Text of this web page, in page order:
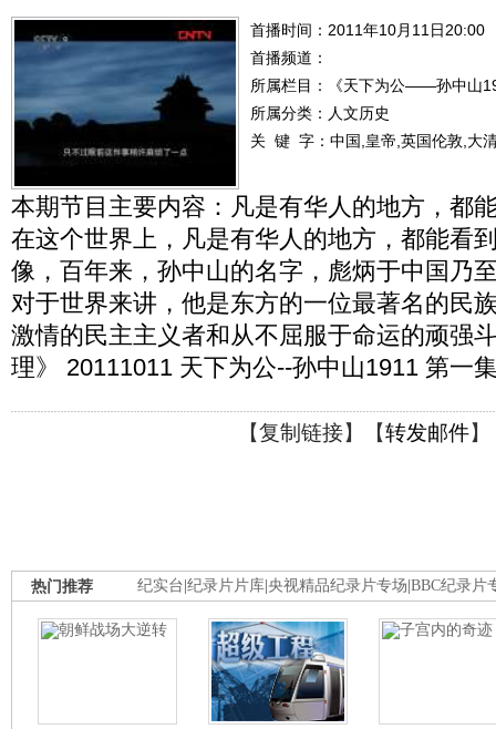
首播时间：2011年10月11日20:00
首播频道：
所属栏目：
《天下为公――孙中山
所属分类：人文历史
关 键 字： 中国,皇帝,英国伦敦,大
本期节目主要内容：凡是有华人的地方，都
在这个世界上，凡是有华人的地方，都能看
像，百年来，孙中山的名字，彪炳于中国乃
对于世界来讲，他是东方的一位最著名的民
激情的民主主义者和从不屈服于命运的顽强
理》 20111011 天下为公--孙中山1911 第一
【复制链接】【转发邮件】
纪实台 纪录片片库 央视精品纪录片专场 BBC纪录片
热门推荐